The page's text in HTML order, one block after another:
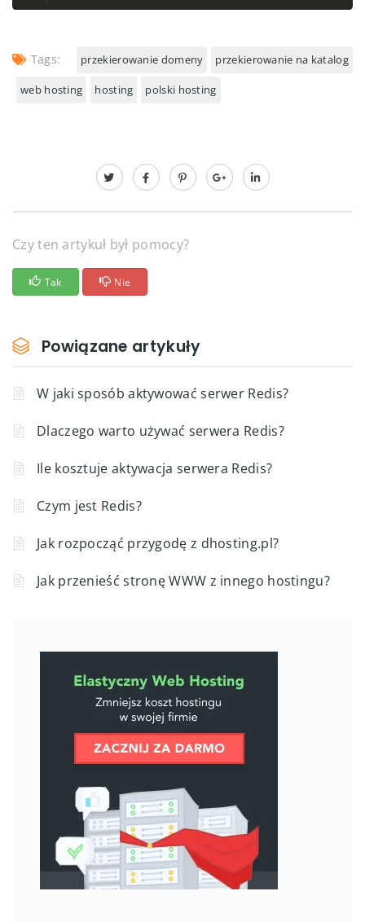
Tags: przekierowanie domeny przekierowanie na katalog
web hosting hosting polski hosting
Czy ten artykuł był pomocy?
Tak Nie
Powiązane artykuły
W jaki sposób aktywować serwer Redis?
Dlaczego warto używać serwera Redis?
Ile kosztuje aktywacja serwera Redis?
Czym jest Redis?
Jak rozpocząć przygodę z dhosting.pl?
Jak przenieść stronę WWW z innego hostingu?